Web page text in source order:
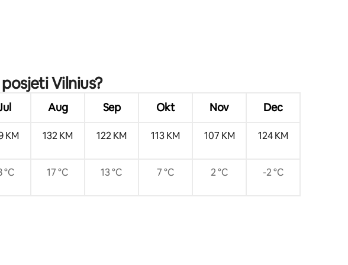
5, recenzija: 21
Vilnius?
Aug Sep Okt Nov Dec
KM 132 KM 122 KM 113 KM 107 KM 124 KM
°C 17 °C 13 °C 7 °C 2 °C -2 °C